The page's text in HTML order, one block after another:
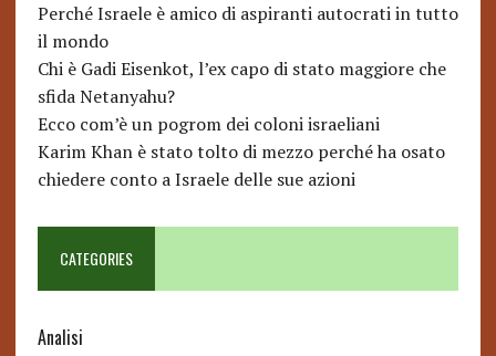
Perché Israele è amico di aspiranti autocrati in tutto
il mondo
Chi è Gadi Eisenkot, l’ex capo di stato maggiore che
sfida Netanyahu?
Ecco com’è un pogrom dei coloni israeliani
Karim Khan è stato tolto di mezzo perché ha osato
chiedere conto a Israele delle sue azioni
CATEGORIES
Analisi